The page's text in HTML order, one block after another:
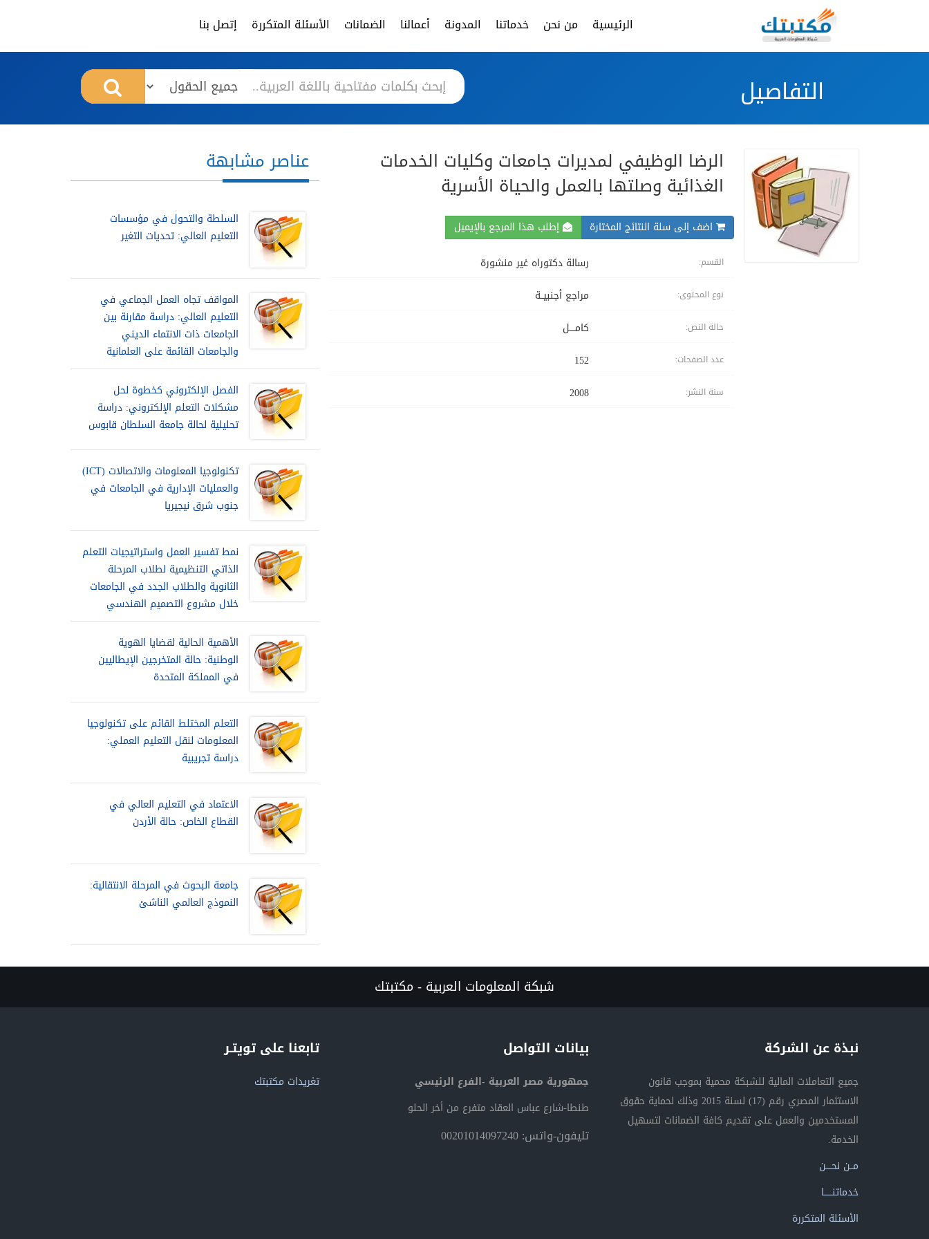
الرئيسية من نحن خدماتنا المدونة أعمالنا الضمانات الأسئلة المتكررة إتصل بنا
التفاصيل
الرضا الوظيفي لمديرات جامعات وكليات الخدمات
الغذائية وصلتها بالعمل والحياة الأسرية
اضف إلى سلة النتائج المختارة إطلب هذا المرجع بالإيميل
القسم: رسالة دكتوراه غير منشورة
نوع المحتوى: مراجع أجنبيــة
حالة النص: كامــــل
عدد الصفحات: 152
سنة النشر: 2008
عناصر مشابهة
السلطة والتحول في مؤسسات
التعليم العالي: تحديات التغير
المواقف تجاه العمل الجماعي في
التعليم العالي: دراسة مقارنة بين
الجامعات ذات الانتماء الديني
والجامعات القائمة على العلمانية
الفصل الإلكتروني كخطوة لحل
مشكلات التعلم الإلكتروني: دراسة
تحليلية لحالة جامعة السلطان قابوس
تكنولوجيا المعلومات والاتصالات (ICT)
والعمليات الإدارية في الجامعات في
جنوب شرق نيجيريا
نمط تفسير العمل واستراتيجيات التعلم
الذاتي التنظيمية لطلاب المرحلة
الثانوية والطلاب الجدد في الجامعات
خلال مشروع التصميم الهندسي
الأهمية الحالية لقضايا الهوية
الوطنية: حالة المتخرجين الإيطاليين
في المملكة المتحدة
التعلم المختلط القائم على تكنولوجيا
المعلومات لنقل التعليم العملي:
دراسة تجريبية
الاعتماد في التعليم العالي في
القطاع الخاص: حالة الأردن
جامعة البحوث في المرحلة الانتقالية:
النموذج العالمي الناشئ
شبكة المعلومات العربية - مكتبتك
نبذة عن الشركة
جميع التعاملات المالية للشبكة محمية بموجب قانون
الاستثمار المصري رقم (17) لسنة 2015 وذلك لحماية حقوق
المستخدمين والعمل على تقديم كافة الضمانات لتسهيل
الخدمة.
مــن نحــــن
خدماتنــــــا
الأسئلة المتكررة
بيانات التواصل
جمهورية مصر العربية -الفرع الرئيسي
طنطا-شارع عباس العقاد متفرع من أخر الحلو
تليفون-واتس: 00201014097240
تابعنا على تويتـر
تغريدات مكتبتك